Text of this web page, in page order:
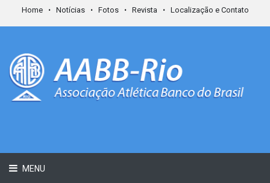
Home Notícias Fotos Revista Localização e Contato
MENU